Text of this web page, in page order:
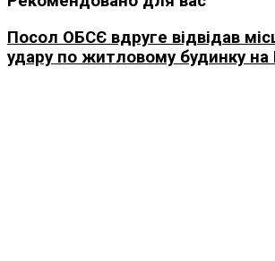
Посол ОБСЄ вдруге відвідав
удару по житловому будинку на